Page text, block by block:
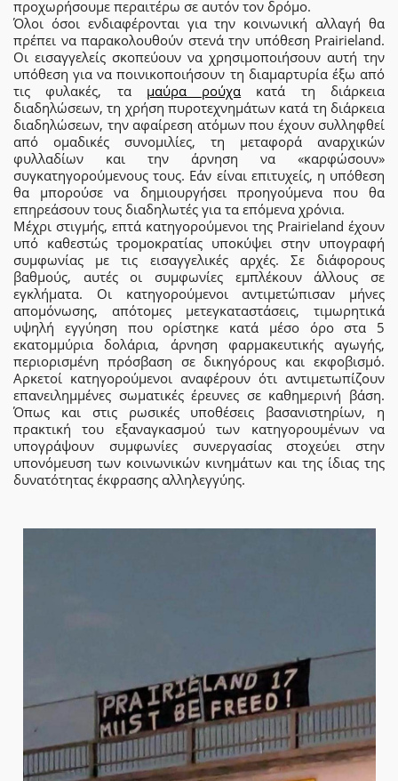
προχωρήσουμε περαιτέρω σε αυτόν τον δρόμο.
Όλοι όσοι ενδιαφέρονται για την κοινωνική αλλαγή θα
πρέπει να παρακολουθούν στενά την υπόθεση Prairieland.
Οι εισαγγελείς σκοπεύουν να χρησιμοποιήσουν αυτή την
υπόθεση για να ποινικοποιήσουν τη διαμαρτυρία έξω από
τις φυλακές, τα μαύρα ρούχα κατά τη διάρκεια
διαδηλώσεων, τη χρήση πυροτεχνημάτων κατά τη διάρκεια
διαδηλώσεων, την αφαίρεση ατόμων που έχουν συλληφθεί
από ομαδικές συνομιλίες, τη μεταφορά αναρχικών
φυλλαδίων και την άρνηση να «καρφώσουν»
συγκατηγορούμενους τους. Εάν είναι επιτυχείς, η υπόθεση
θα μπορούσε να δημιουργήσει προηγούμενα που θα
επηρεάσουν τους διαδηλωτές για τα επόμενα χρόνια.
Μέχρι στιγμής, επτά κατηγορούμενοι της Prairieland έχουν
υπό καθεστώς τρομοκρατίας υποκύψει στην υπογραφή
συμφωνίας με τις εισαγγελικές αρχές. Σε διάφορους
βαθμούς, αυτές οι συμφωνίες εμπλέκουν άλλους σε
εγκλήματα. Οι κατηγορούμενοι αντιμετώπισαν μήνες
απομόνωσης, απότομες μετεγκαταστάσεις, τιμωρητικά
υψηλή εγγύηση που ορίστηκε κατά μέσο όρο στα 5
εκατομμύρια δολάρια, άρνηση φαρμακευτικής αγωγής,
περιορισμένη πρόσβαση σε δικηγόρους και εκφοβισμό.
Αρκετοί κατηγορούμενοι αναφέρουν ότι αντιμετωπίζουν
επανειλημμένες σωματικές έρευνες σε καθημερινή βάση.
Όπως και στις ρωσικές υποθέσεις βασανιστηρίων, η
πρακτική του εξαναγκασμού των κατηγορουμένων να
υπογράψουν συμφωνίες συνεργασίας στοχεύει στην
υπονόμευση των κοινωνικών κινημάτων και της ίδιας της
δυνατότητας έκφρασης αλληλεγγύης.